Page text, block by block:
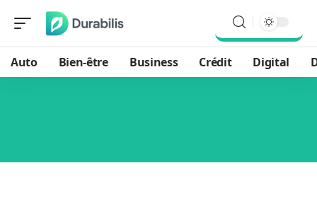
Auto Bien-être Business Crédit Digital